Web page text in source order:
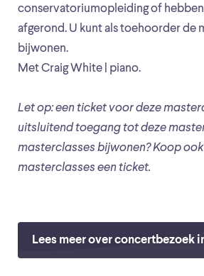
conservatoriumopleiding of
afgerond. U kunt als toehoorder de
bijwonen.
Met Craig White | piano.
Let op: een ticket voor deze
uitsluitend toegang tot deze
masterclasses bijwonen? Koop
masterclasses een ticket.
Lees meer over concertbezoek